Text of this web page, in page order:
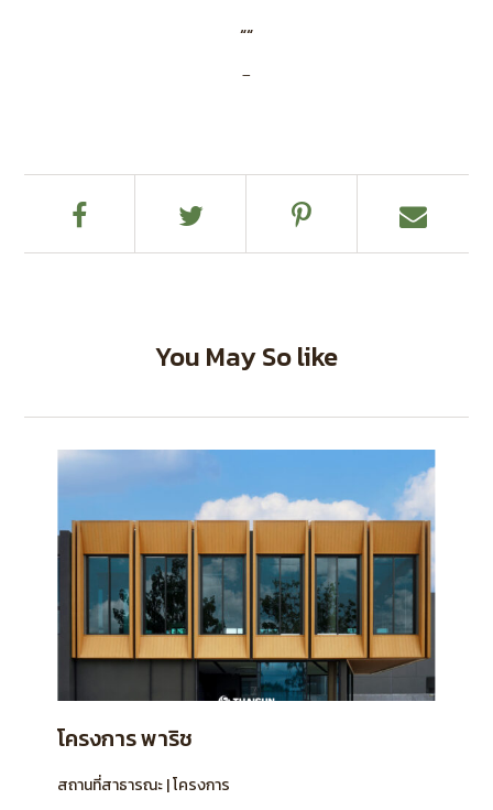
““
–
You May So like
โครงการ พาริช
สถานที่สาธารณะ | โครงการ